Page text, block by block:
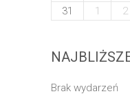
31
1 2
Brak wydarzeń